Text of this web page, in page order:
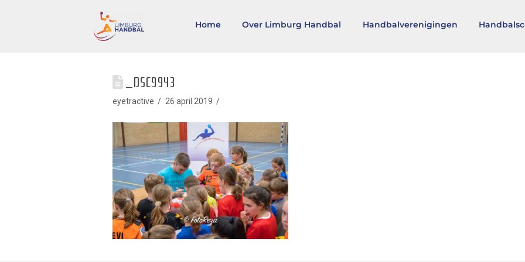
Home Over Limburg Handbal Handbalverenigingen
_DSC9943
eyetractive 26 april 2019